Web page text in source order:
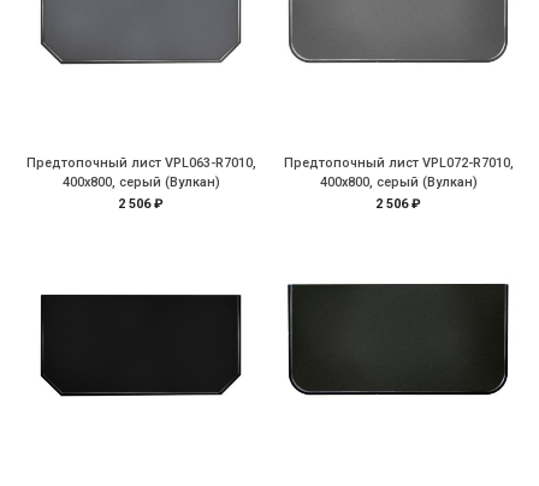
Предтопочный лист VPL063-R7010,
400х800, серый (Вулкан)
2 506 ₽
Предтопочный лист VPL072-R7010,
400х800, серый (Вулкан)
2 506 ₽